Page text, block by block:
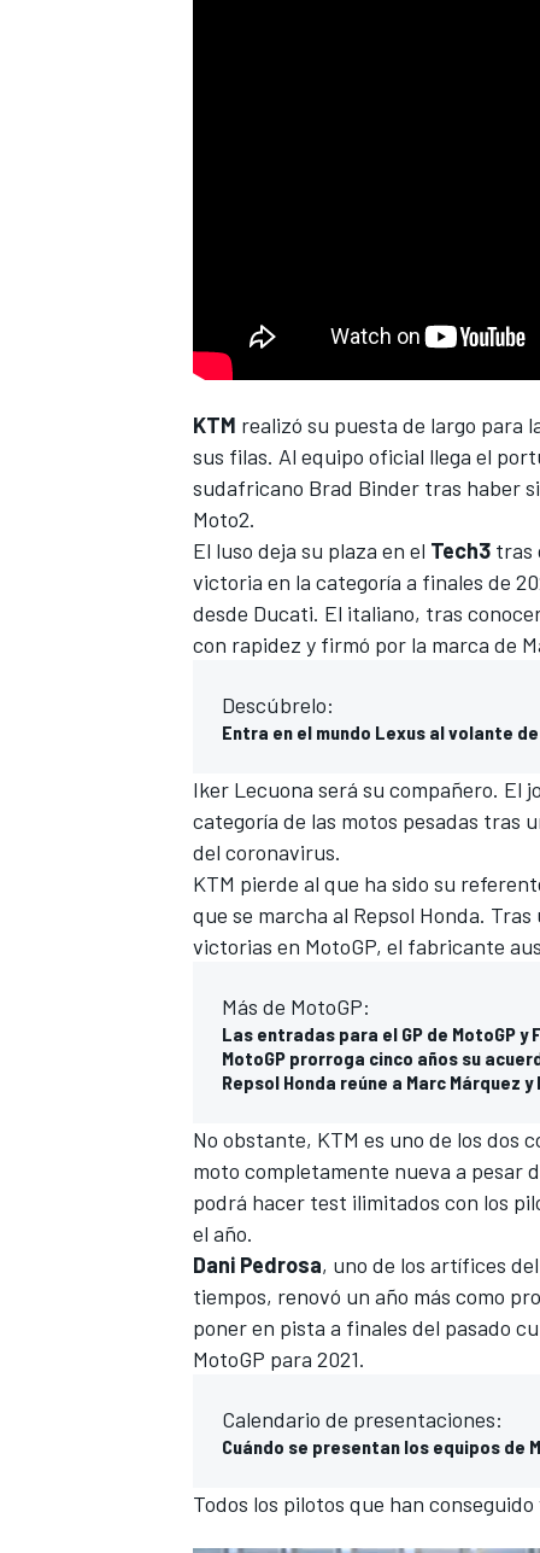
MÁS CATEGORÍAS
KTM realizó su puesta de largo para
sus filas. Al equipo oficial llega el
sudafricano Brad Binder tras haber
Moto2.
El luso deja su plaza en el Tech3 tras
victoria en la categoría a finales de
desde Ducati. El italiano, tras
con rapidez y firmó por la marca de
Descúbrelo:
Entra en el mundo Lexus al volante
Iker Lecuona será su compañero. El
categoría de las motos pesadas tras
del coronavirus.
KTM pierde al que ha sido su
que se marcha al Repsol Honda.
victorias en MotoGP, el fabricante
Más de MotoGP:
Las entradas para el GP de MotoGP y
MotoGP prorroga cinco años su
Repsol Honda reúne a Marc Márquez
No obstante, KTM es uno de los dos
moto completamente nueva a pesar
podrá hacer test ilimitados con los
el año.
Dani Pedrosa, uno de los artífices
tiempos, renovó un año más como
poner en pista a finales del pasado
MotoGP para 2021.
Calendario de presentaciones:
Cuándo se presentan los equipos de
Todos los pilotos que han